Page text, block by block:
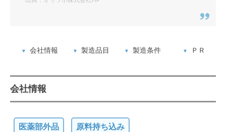
会社情報 製造品目 製造条件 ＰＲ
会社情報
医薬部外品 原料持ち込み